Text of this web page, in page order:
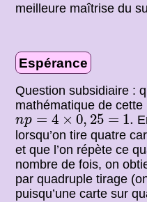
meilleure maîtrise du
Espérance
Question subsidiaire :
mathématique de cette
np = 4 × 0, 25 = 1.
np=4×0,25=1.
lorsqu’on tire quatre
et que l’on répète ce
nombre de fois, on
par quadruple tirage
puisqu’une carte sur